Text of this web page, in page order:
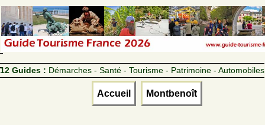
12 Guides : Démarches - Santé - Tourisme - Patrimoine - Automobiles
Accueil Montbenoît